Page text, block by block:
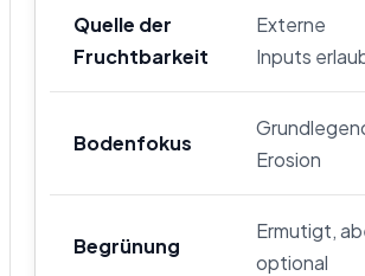
Quelle der
Fruchtbarkeit
Externe
Inputs
Bodenfokus
Erosion
Begrünung
Ermutigt,
optional